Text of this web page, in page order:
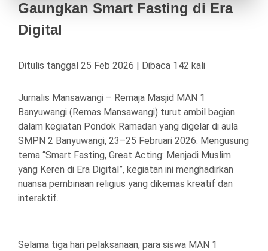
Gaungkan Smart Fasting di Era
Digital
Ditulis tanggal 25 Feb 2026 | Dibaca 142 kali
Jurnalis Mansawangi – Remaja Masjid MAN 1
Banyuwangi (Remas Mansawangi) turut ambil bagian
dalam kegiatan Pondok Ramadan yang digelar di aula
SMPN 2 Banyuwangi, 23–25 Februari 2026. Mengusung
tema “Smart Fasting, Great Acting: Menjadi Muslim
yang Keren di Era Digital”, kegiatan ini menghadirkan
nuansa pembinaan religius yang dikemas kreatif dan
interaktif.
Selama tiga hari pelaksanaan, para siswa MAN 1